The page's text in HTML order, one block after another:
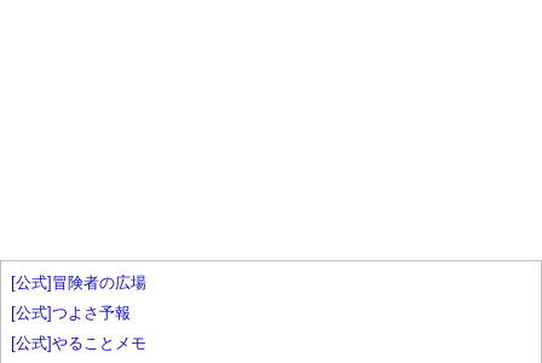
[公式]冒険者の広場
[公式]つよさ予報
[公式]やることメモ